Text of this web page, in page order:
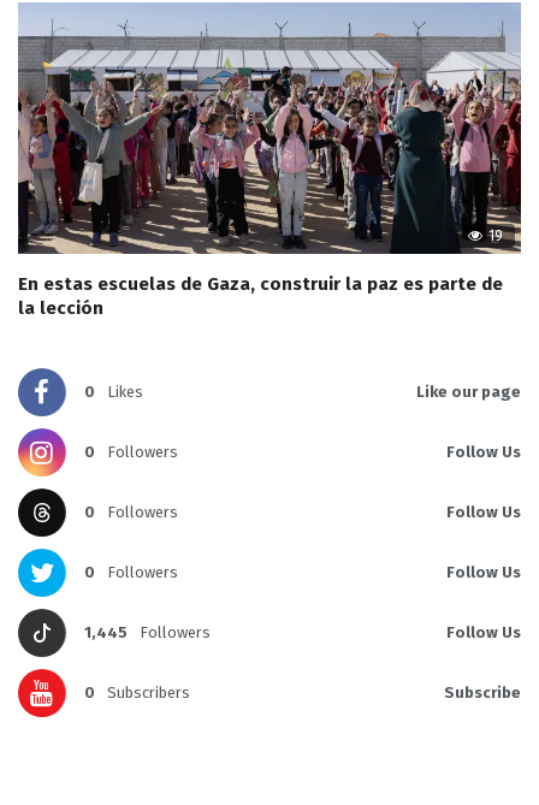
19
En estas escuelas de Gaza, construir la paz es parte de
la lección
0 Likes Like our page
0 Followers Follow Us
0 Followers Follow Us
0 Followers Follow Us
1,445 Followers Follow Us
0 Subscribers Subscribe